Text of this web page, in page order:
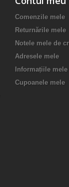
Comenzile mele
Returnările mele
Notele mele de
Adresele mele
Informațiile
Cupoanele mele